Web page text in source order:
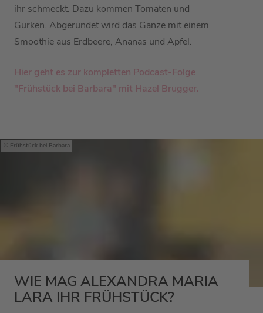
ihr schmeckt. Dazu kommen Tomaten und
Gurken. Abgerundet wird das Ganze mit einem
Smoothie aus Erdbeere, Ananas und Apfel.
Hier geht es zur kompletten Podcast-Folge
"Frühstück bei Barbara" mit Hazel Brugger.
Frühstück bei Barbara
WIE MAG ALEXANDRA MARIA
LARA IHR FRÜHSTÜCK?